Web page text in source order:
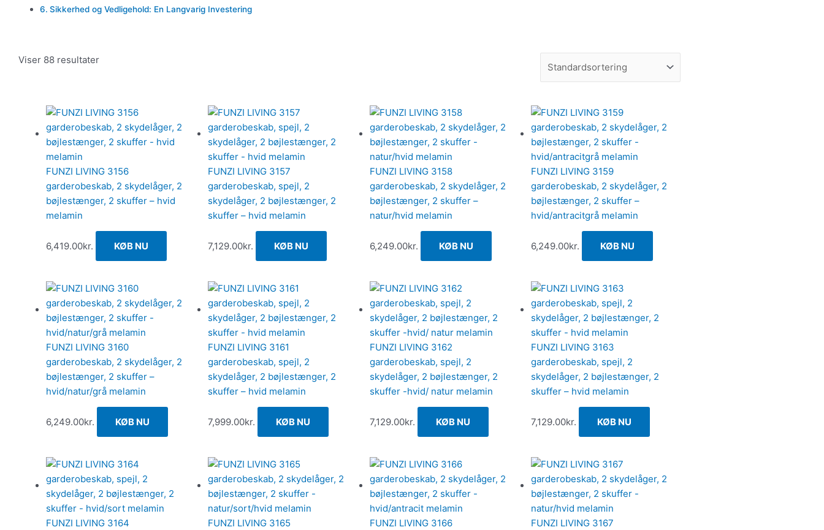
Sikkerhed og Vedligehold: En Langvarig Investering
Viser 88 resultater
FUNZI LIVING 3156
garderobeskab, 2 skydelåger, 2
bøjlestænger, 2 skuffer – hvid
melamin
6,419.00kr. KØB NU
FUNZI LIVING 3157
garderobeskab, spejl, 2
skydelåger, 2 bøjlestænger, 2
skuffer – hvid melamin
7,129.00kr. KØB NU
FUNZI LIVING 3158
garderobeskab, 2 skydelåger, 2
bøjlestænger, 2 skuffer –
natur/hvid melamin
6,249.00kr. KØB NU
FUNZI LIVING 3159
garderobeskab, 2 skydelåger, 2
bøjlestænger, 2 skuffer –
hvid/antracitgrå melamin
6,249.00kr. KØB NU
FUNZI LIVING 3160
garderobeskab, 2 skydelåger, 2
bøjlestænger, 2 skuffer –
hvid/natur/grå melamin
6,249.00kr. KØB NU
FUNZI LIVING 3161
garderobeskab, spejl, 2
skydelåger, 2 bøjlestænger, 2
skuffer – hvid melamin
7,999.00kr. KØB NU
FUNZI LIVING 3162
garderobeskab, spejl, 2
skydelåger, 2 bøjlestænger, 2
skuffer -hvid/ natur melamin
7,129.00kr. KØB NU
FUNZI LIVING 3163
garderobeskab, spejl, 2
skydelåger, 2 bøjlestænger, 2
skuffer – hvid melamin
7,129.00kr. KØB NU
FUNZI LIVING 3164
FUNZI LIVING 3165
FUNZI LIVING 3166
FUNZI LIVING 3167